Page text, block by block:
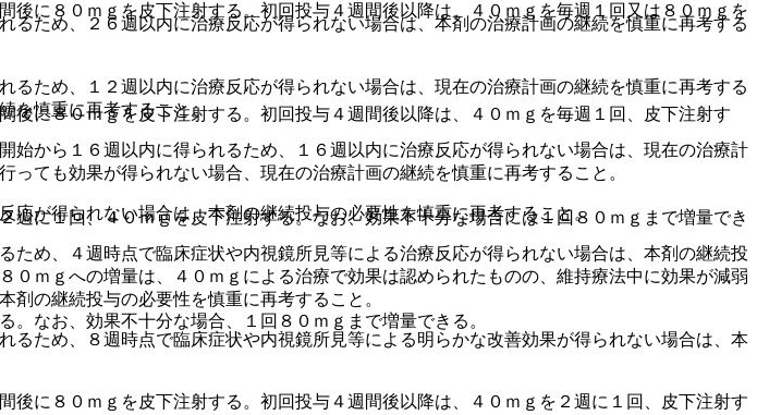
ため、２６週以内に治療反応が得られない場合は、本剤の治療計画の継続を慎重に再考する
ため、１２週以内に治療反応が得られない場合は、現在の治療計画の継続を慎重に再考する
を慎重に再考すること。
から１６週以内に得られるため、１６週以内に治療反応が得られない場合は、現在の治療計
ても効果が得られない場合、現在の治療計画の継続を慎重に再考すること。
が得られない場合は、本剤の継続投与の必要性を慎重に再考すること。
め、４週時点で臨床症状や内視鏡所見等による治療反応が得られない場合は、本剤の継続投
ｍｇへの増量は、４０ｍｇによる治療で効果は認められたものの、維持療法中に効果が減弱
の継続投与の必要性を慎重に再考すること。
ため、８週時点で臨床症状や内視鏡所見等による明らかな改善効果が得られない場合は、本
に８０ｍｇを皮下注射する。初回投与４週間後以降は、４０ｍｇを毎週１回又は８０ｍｇを
に８０ｍｇを皮下注射する。初回投与４週間後以降は、４０ｍｇを毎週１回、皮下注射す
に１回、４０ｍｇを皮下注射する。なお、効果不十分な場合には１回８０ｍｇまで増量でき
なお、効果不十分な場合、１回８０ｍｇまで増量できる。
に８０ｍｇを皮下注射する。初回投与４週間後以降は、４０ｍｇを２週に１回、皮下注射す